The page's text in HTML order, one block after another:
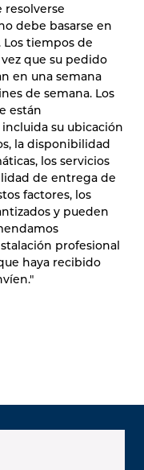
resolverse
debe basarse en
tiempos de
que su pedido
en una semana
de semana. Los
están
su ubicación
la disponibilidad
los servicios
de entrega de
factores, los
y pueden
profesional
haya recibido